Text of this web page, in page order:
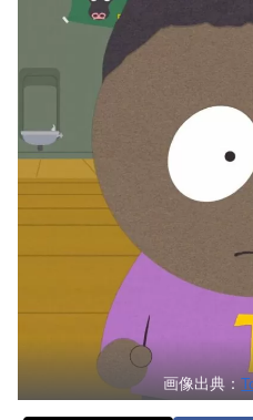
画像出典：